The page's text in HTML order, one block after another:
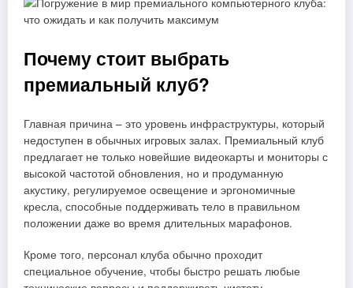
Почему стоит выбрать
премиальный клуб?
Главная причина – это уровень инфраструктуры, который
недоступен в обычных игровых залах. Премиальный клуб
предлагает не только новейшие видеокарты и мониторы с
высокой частотой обновления, но и продуманную
акустику, регулируемое освещение и эргономичные
кресла, способные поддерживать тело в правильном
положении даже во время длительных марафонов.
Кроме того, персонал клуба обычно проходит
специальное обучение, чтобы быстро решать любые